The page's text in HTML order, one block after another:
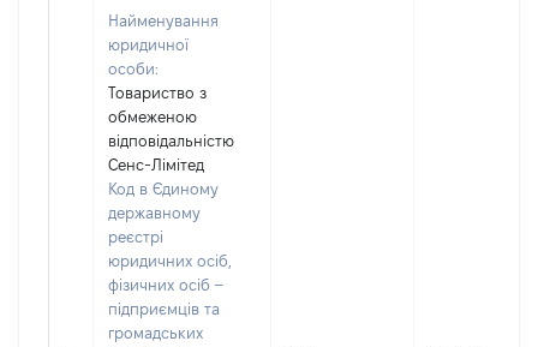
Найменування
юридичної
особи:
Товариство з
обмеженою
відповідальністю
Сенс-Лімітед
Код в Єдиному
державному
реєстрі
юридичних осіб,
фізичних осіб –
підприємців та
громадських